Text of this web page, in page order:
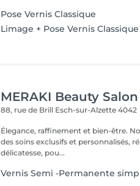
Pose Vernis Classique
Limage + Pose Vernis Classique
MERAKI Beauty Salon
88, rue de Brill Esch-sur-Alzette 4042
Élegance, raffinement et bien-être.
des soins exclusifs et personnalisés,
délicatesse, pou...
Vernis Semi -Permanente